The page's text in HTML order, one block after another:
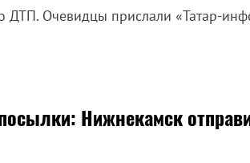
ДТП. Очевидцы прислали «Татар-
Нижнекамск